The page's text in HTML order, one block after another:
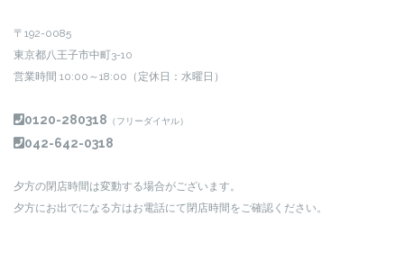
〒192-0085
東京都八王子市中町3-10
営業時間 10:00～18:00（定休日：水曜日）
0120-280318 （フリーダイヤル）
042-642-0318
夕方の閉店時間は変動する場合がございます。
夕方にお出でになる方はお電話にて閉店時間をご確認ください。